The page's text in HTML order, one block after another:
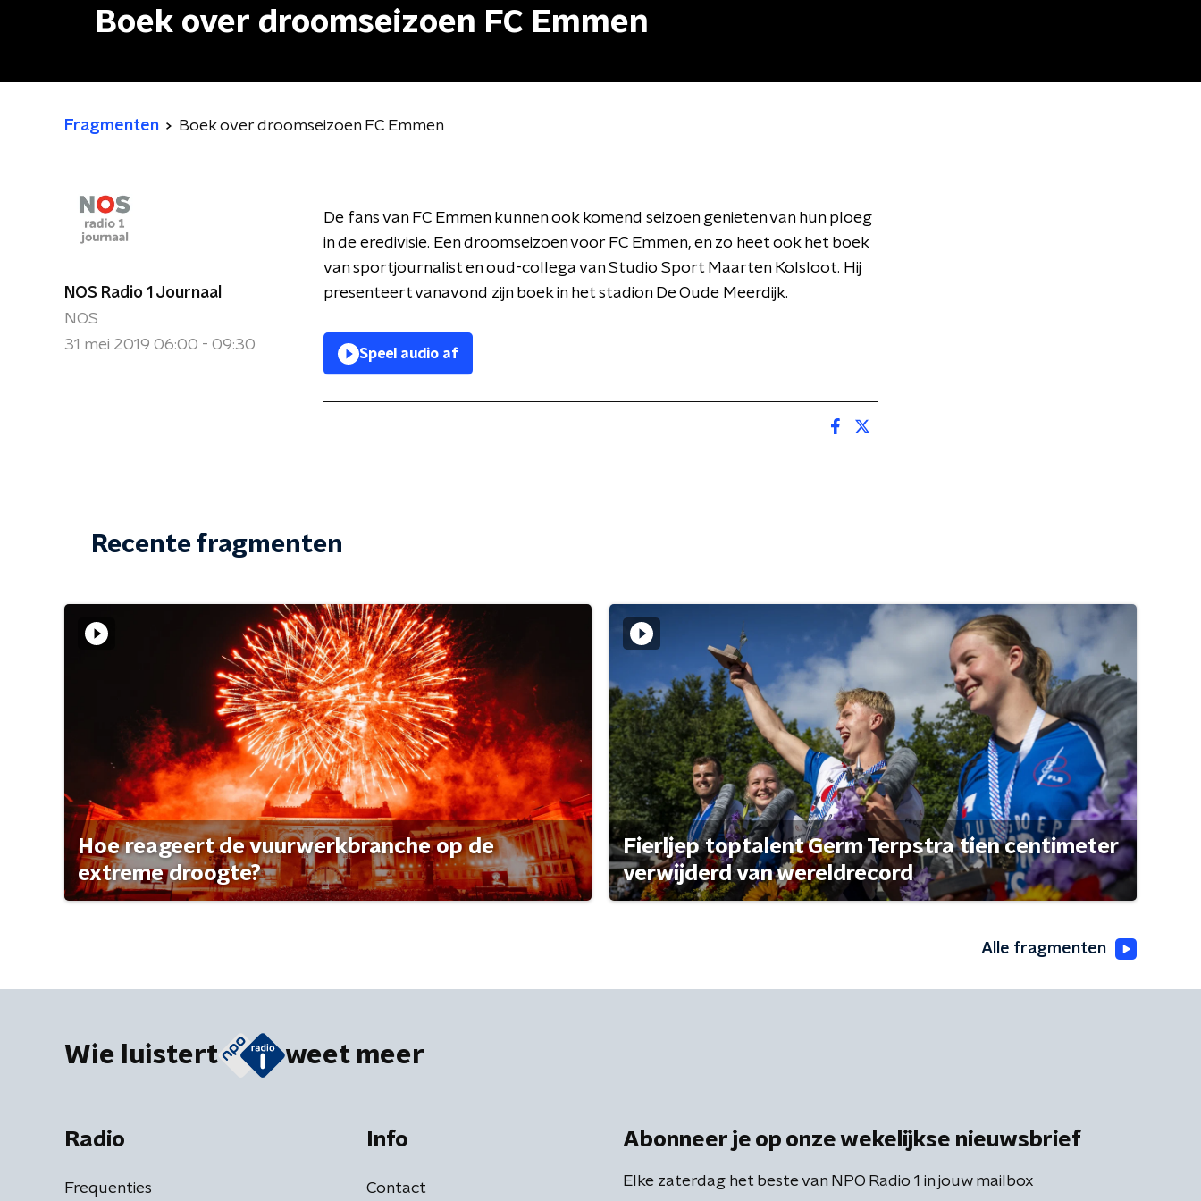
Boek over droomseizoen FC Emmen
Fragmenten Boek over droomseizoen FC Emmen
NOS Radio 1 Journaal
NOS
31 mei 2019 06:00 - 09:30
De fans van FC Emmen kunnen ook komend seizoen genieten van hun ploeg
in de eredivisie. Een droomseizoen voor FC Emmen, en zo heet ook het boek
van sportjournalist en oud-collega van Studio Sport Maarten Kolsloot. Hij
presenteert vanavond zijn boek in het stadion De Oude Meerdijk.
Speel audio af
Recente fragmenten
Hoe reageert de vuurwerkbranche op de
extreme droogte?
Fierljep toptalent Germ Terpstra tien centimeter
verwijderd van wereldrecord
Alle fragmenten
Wie luistert weet meer
Radio
Frequenties
Info
Contact
Abonneer je op onze wekelijkse nieuwsbrief
Elke zaterdag het beste van NPO Radio 1 in jouw mailbox